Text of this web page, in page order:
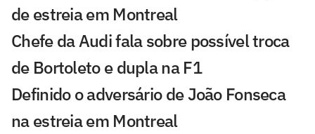
de estreia em Montreal
Chefe da Audi fala sobre possível troca
de Bortoleto e dupla na F1
Definido o adversário de João Fonseca
na estreia em Montreal